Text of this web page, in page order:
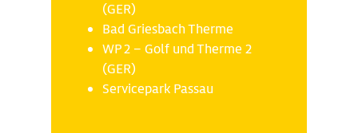
(GER)
Bad Griesbach Therme
WP 2 – Golf und Therme 2
(GER)
Servicepark Passau